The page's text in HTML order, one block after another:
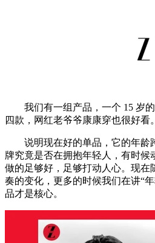
我们有一组产品，一个 15 岁的
四款，网红老爷爷康康穿也很好看。
说明现在好的单品，它的年龄
牌究竟是否在拥抱年轻人，有时候
做的足够好，足够打动人心。现在
奏的变化，更多的时候我们在讲“
品才是核心。